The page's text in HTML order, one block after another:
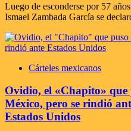
Luego de esconderse por 57
Ismael Zambada García se
Cárteles mexicanos
Ovidio, el «Chapito»
México, pero se rindió
Estados Unidos